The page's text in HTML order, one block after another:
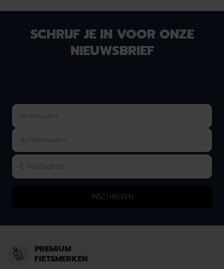
SCHRIJF JE IN VOOR ONZE
NIEUWSBRIEF
INSCHRIJVEN
PREMIUM
FIETSMERKEN